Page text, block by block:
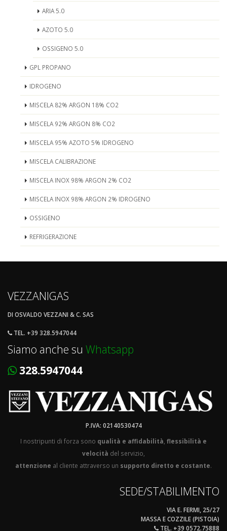
ARIA 5.0
AZOTO 5.0
OSSIGENO 5.0
GPL PROPANO
IDROGENO
MISCELA 82% ARGON 18% CO2
MISCELA 92% ARGON 8% CO2
MISCELA 95% AZOTO 5% IDROGENO
MISCELA CALIBRAZIONE
MISCELA INOX 98% ARGON 2% CO2
MISCELA INOX 98% ARGON 2% IDROGENO
OSSIGENO
REFRIGERAZIONE
VEZZANIGAS
DI OSVALDO VEZZANI & C. SAS
TEL. +39 328.5947044
Siamo anche su Whatsapp
328.5947044
P.IVA: 02140530474
I nostripunti di forza sono qualità e affidabilità flessibilità e
velocità del servizio,
attenzione al cliente attraverso un supporto diretto e costante.
SEDE/STABILIMENTO
VIA E. FERMI, 25/27
MASSA E COZZILE (PISTOIA)
TEL. +39 0572.75888